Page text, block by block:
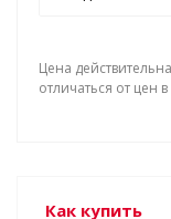
Цена
отличаться от цен
Как купить